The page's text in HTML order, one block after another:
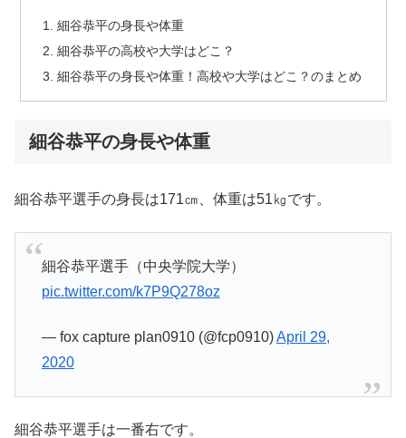
細谷恭平の身長や体重
細谷恭平の高校や大学はどこ？
細谷恭平の身長や体重！高校や大学はどこ？のまとめ
細谷恭平の身長や体重
細谷恭平選手の身長は171㎝、体重は51㎏です。
細谷恭平選手（中央学院大学）
pic.twitter.com/k7P9Q278oz
— fox capture plan0910 (@fcp0910)April 29,
2020
細谷恭平選手は一番右です。